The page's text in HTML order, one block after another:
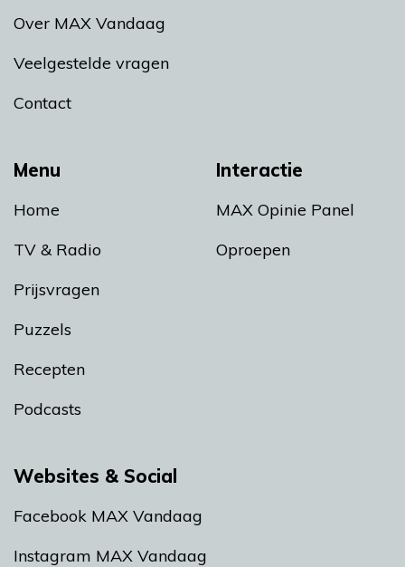
Menu
Home
TV & Radio
Prijsvragen
Puzzels
Recepten
Podcasts
Interactie
MAX Opinie Panel
Oproepen
Over MAX Vandaag
Veelgestelde vragen
Contact
Websites & Social
Facebook MAX Vandaag
Instagram MAX Vandaag